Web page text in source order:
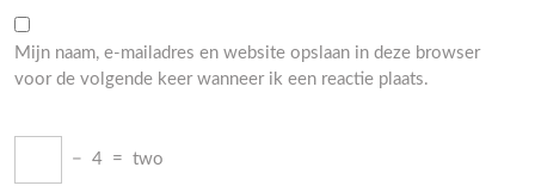
Mijn naam, e-mailadres en website opslaan in deze browser
voor de volgende keer wanneer ik een reactie plaats.
− 4 = two